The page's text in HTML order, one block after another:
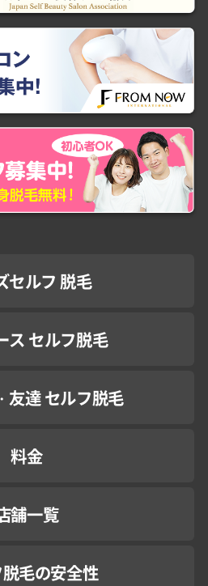
セルフ 脱毛
ス セルフ脱毛
友達 セルフ脱毛
料金
舗一覧
毛の安全性